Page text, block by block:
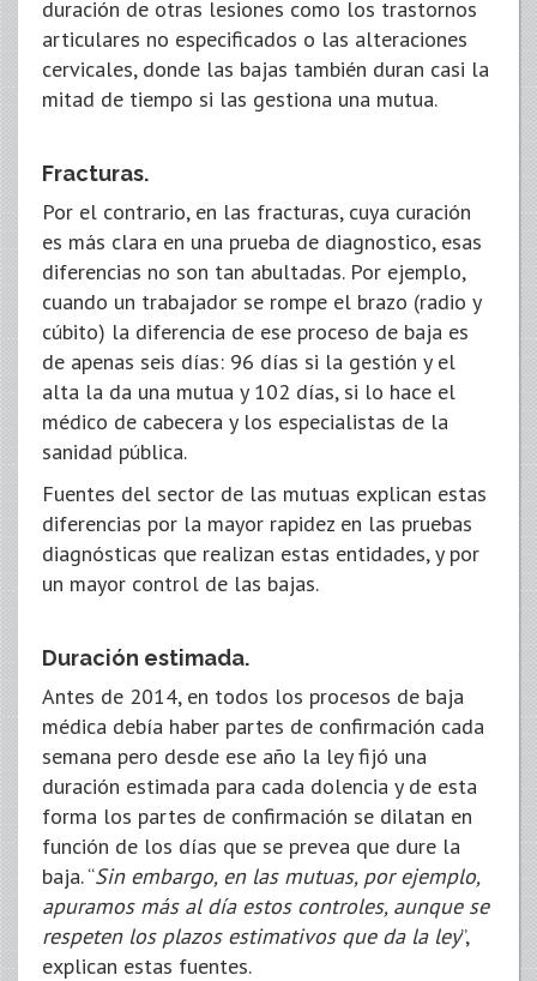
duración de otras lesiones como los trastornos
articulares no especificados o las alteraciones
cervicales, donde las bajas también duran casi la
mitad de tiempo si las gestiona una mutua.
Fracturas.
Por el contrario, en las fracturas, cuya curación
es más clara en una prueba de diagnostico, esas
diferencias no son tan abultadas. Por ejemplo,
cuando un trabajador se rompe el brazo (radio y
cúbito) la diferencia de ese proceso de baja es
de apenas seis días: 96 días si la gestión y el
alta la da una mutua y 102 días, si lo hace el
médico de cabecera y los especialistas de la
sanidad pública.
Fuentes del sector de las mutuas explican estas
diferencias por la mayor rapidez en las pruebas
diagnósticas que realizan estas entidades, y por
un mayor control de las bajas.
Duración estimada.
Antes de 2014, en todos los procesos de baja
médica debía haber partes de confirmación cada
semana pero desde ese año la ley fijó una
duración estimada para cada dolencia y de esta
forma los partes de confirmación se dilatan en
función de los días que se prevea que dure la
baja. “Sin embargo, en las mutuas, por ejemplo,
apuramos más al día estos controles, aunque se
respeten los plazos estimativos que da la ley”,
explican estas fuentes.